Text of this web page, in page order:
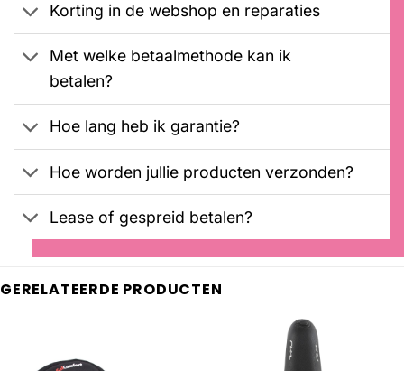
klantbeoordelingen
Korting in de webshop en reparaties
Met welke betaalmethode kan ik
betalen?
Hoe lang heb ik garantie?
Hoe worden jullie producten verzonden?
Lease of gespreid betalen?
GERELATEERDE PRODUCTEN